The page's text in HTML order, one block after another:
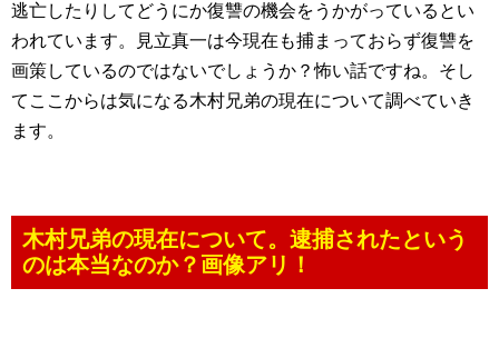
逃亡したりしてどうにか復讐の機会をうかがっているとい
われています。見立真一は今現在も捕まっておらず復讐を
画策しているのではないでしょうか？怖い話ですね。そし
てここからは気になる木村兄弟の現在について調べていき
ます。
木村兄弟の現在について。逮捕されたという
のは本当なのか？画像アリ！